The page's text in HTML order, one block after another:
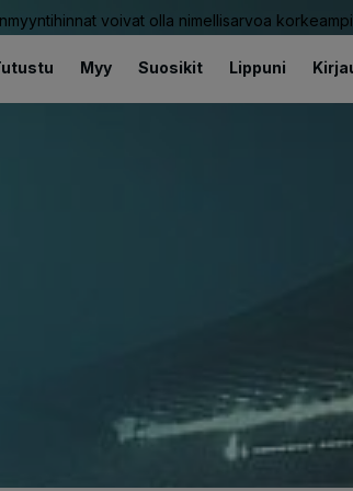
voivat olla nimellisarvoa
Myy Suosikit Lippuni